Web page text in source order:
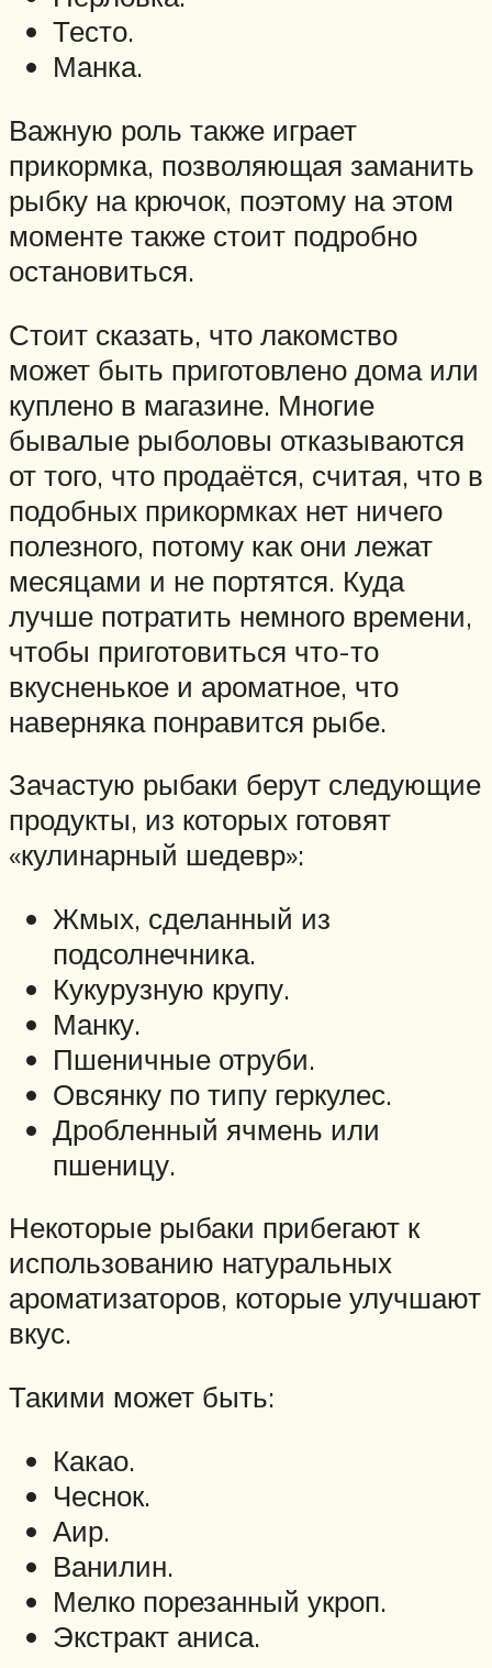
Тесто.
Манка.
Важную роль также играет
прикормка, позволяющая заманить
рыбку на крючок, поэтому на этом
моменте также стоит подробно
остановиться.
Стоит сказать, что лакомство
может быть приготовлено дома или
куплено в магазине. Многие
бывалые рыболовы отказываются
от того, что продаётся, считая, что в
подобных прикормках нет ничего
полезного, потому как они лежат
месяцами и не портятся. Куда
лучше потратить немного времени,
чтобы приготовиться что-то
вкусненькое и ароматное, что
наверняка понравится рыбе.
Зачастую рыбаки берут следующие
продукты, из которых готовят
«кулинарный шедевр»:
Жмых, сделанный из
подсолнечника.
Кукурузную крупу.
Манку.
Пшеничные отруби.
Овсянку по типу геркулес.
Дробленный ячмень или
пшеницу.
Некоторые рыбаки прибегают к
использованию натуральных
ароматизаторов, которые улучшают
вкус.
Такими может быть:
Какао.
Чеснок.
Аир.
Ванилин.
Мелко порезанный укроп.
Экстракт аниса.